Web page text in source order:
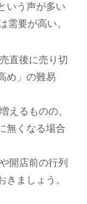
いう声が多い
需要が高い。
直後に売り切
め」の難易
えるものの、
無くなる場合
開店前の行列
きましょう。